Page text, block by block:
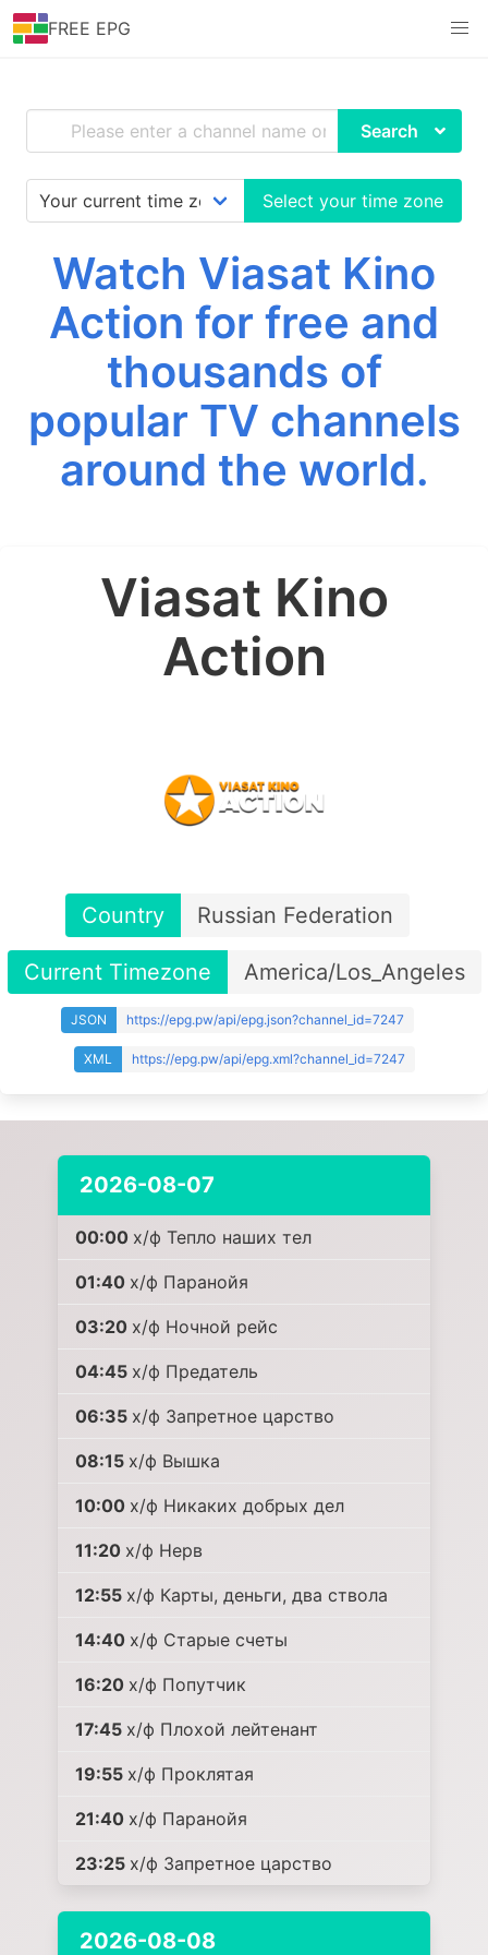
FREE EPG
Search
Select your time zone
Watch Viasat Kino
Action for free and
thousands of
popular TV channels
around the world.
Viasat Kino
Action
Country Russian Federation
Current Timezone America/Los_Angeles
JSON https://epg.pw/api/epg.json?channel_id=7247
XML https://epg.pw/api/epg.xml?channel_id=7247
2026-08-07
00:00 х/ф Тепло наших тел
01:40 х/ф Паранойя
03:20 х/ф Ночной рейс
04:45 х/ф Предатель
06:35 х/ф Запретное царство
08:15 х/ф Вышка
10:00 х/ф Никаких добрых дел
11:20 х/ф Нерв
12:55 х/ф Карты, деньги, два ствола
14:40 х/ф Старые счеты
16:20 х/ф Попутчик
17:45 х/ф Плохой лейтенант
19:55 х/ф Проклятая
21:40 х/ф Паранойя
23:25 х/ф Запретное царство
2026-08-08